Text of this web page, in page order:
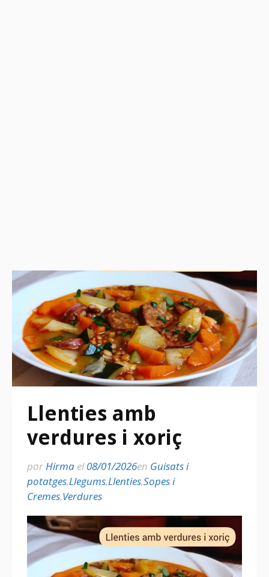
Llenties amb
verdures i xoriç
porHirma el08/01/2026en Guisats i
potatges,Llegums,Llenties,Sopes i
Cremes,Verdures